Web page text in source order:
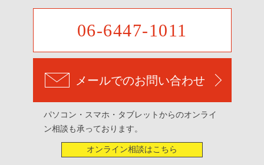
06-6447-1011
メールでのお問い合わせ
パソコン・スマホ・タブレットからのオンライ
ン相談も承っております。
オンライン相談はこちら